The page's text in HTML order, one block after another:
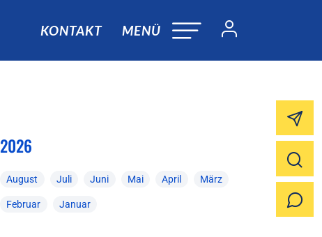
KONTAKT MENÜ
2026
August Juli Juni Mai April März
Februar Januar